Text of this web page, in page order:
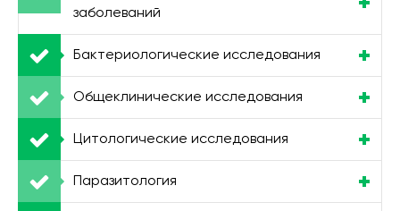
заболеваний
Бактериологические исследования
Общеклинические исследования
Цитологические исследования
Паразитология